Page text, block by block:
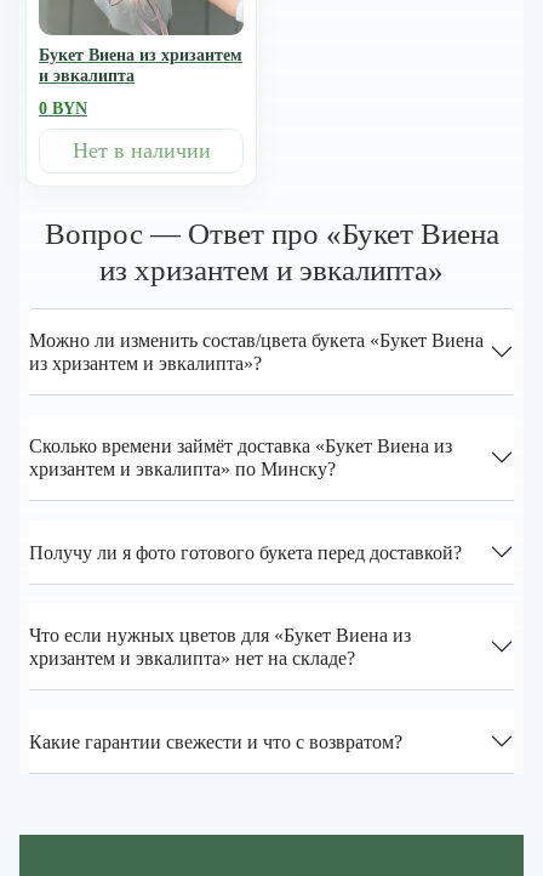
Букет Виена из хризантем
и эвкалипта
0 BYN
Нет в наличии
Вопрос — Ответ про «Букет Виена
из хризантем и эвкалипта»
Можно ли изменить состав/цвета букета «Букет Виена
из хризантем и эвкалипта»?
Сколько времени займёт доставка «Букет Виена из
хризантем и эвкалипта» по Минску?
Получу ли я фото готового букета перед доставкой?
Что если нужных цветов для «Букет Виена из
хризантем и эвкалипта» нет на складе?
Какие гарантии свежести и что с возвратом?